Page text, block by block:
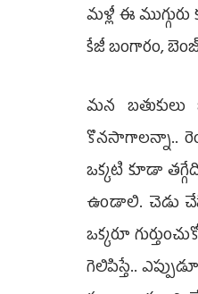
మళ్లీ ఈ
కేజీ బంగారం,
మన
కొనసాగాలన్నా..
ఒక్కటి కూడా
ఉండాలి. చెడు
ఒక్కరూ
గెలిపిస్తే..